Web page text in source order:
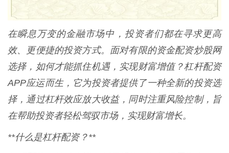
在瞬息万变的金融市场中，投资者们都在寻求更高
效、更便捷的投资方式。面对有限的资金配资炒股网
选择，如何才能抓住机遇，实现财富增值？杠杆配资
APP应运而生，它为投资者提供了一种全新的投资选
择，通过杠杆效应放大收益，同时注重风险控制，旨
在帮助投资者轻松驾驭市场，实现财富增长。
**什么是杠杆配资？**